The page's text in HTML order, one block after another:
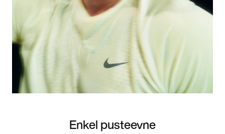
Enkel pusteevne